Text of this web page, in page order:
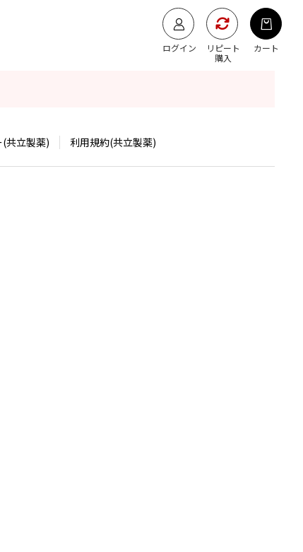
ログイン
リピート
購入
カート
共立製薬) 利用規約(共立製薬)